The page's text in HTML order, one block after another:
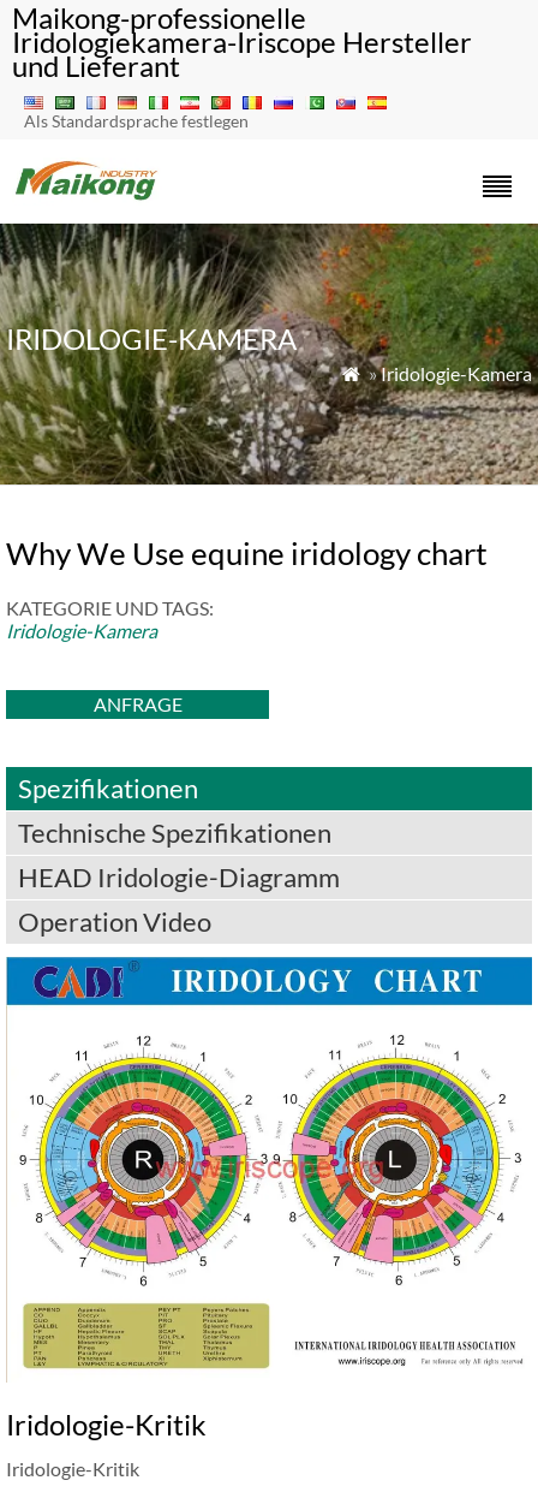
Maikong-professionelle
Iridologiekamera-Iriscope Hersteller
und Lieferant
Als Standardsprache festlegen
IRIDOLOGIE-KAMERA
 »Iridologie-Kamera
Why We Use equine iridology chart
KATEGORIE UND TAGS:
Iridologie-Kamera
ANFRAGE
Spezifikationen
Technische Spezifikationen
HEAD Iridologie-Diagramm
Operation Video
Iridologie-Kritik
Iridologie-Kritik